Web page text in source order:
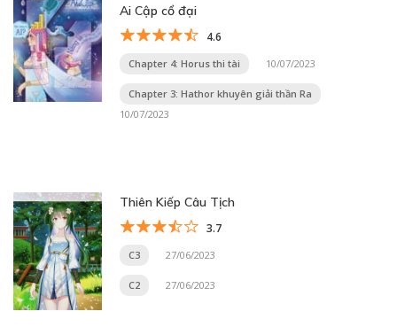
Ai Cập cổ đại
4.6
Chapter 4: Horus thi tài 10/07/2023
Chapter 3: Hathor khuyên giải thần Ra
10/07/2023
Thiên Kiếp Câu Tịch
3.7
C3 27/06/2023
C2 27/06/2023